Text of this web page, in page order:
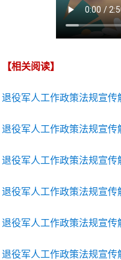
【相关阅读】
退役军人工作政策法规宣
退役军人工作政策法规宣
退役军人工作政策法规宣传
退役军人工作政策法规宣传
退役军人工作政策法规宣
退役军人工作政策法规宣